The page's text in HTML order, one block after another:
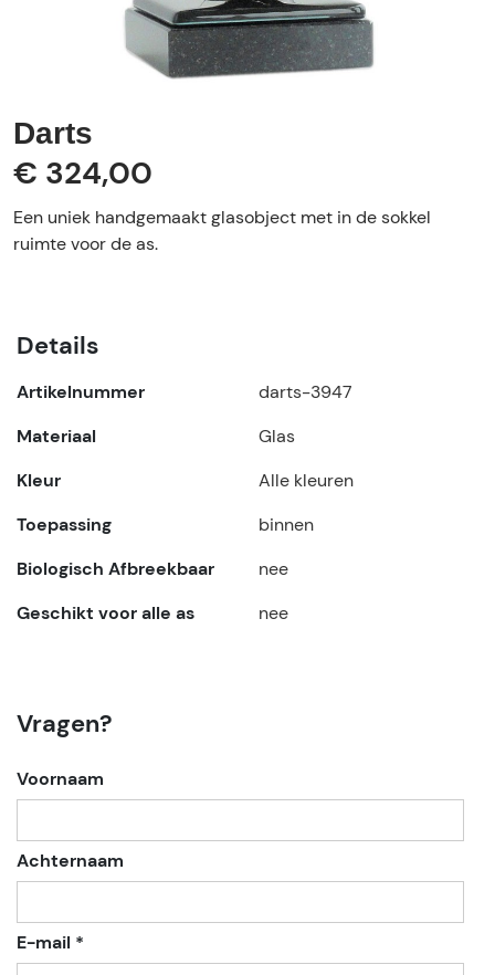
Darts
€ 324,00
Een uniek handgemaakt glasobject met in de sokkel
ruimte voor de as.
Details
Artikelnummer
darts-3947
Materiaal
Glas
Kleur
Alle kleuren
Toepassing
binnen
Biologisch Afbreekbaar
nee
Geschikt voor alle as
nee
Vragen?
Voornaam
Achternaam
E-mail *